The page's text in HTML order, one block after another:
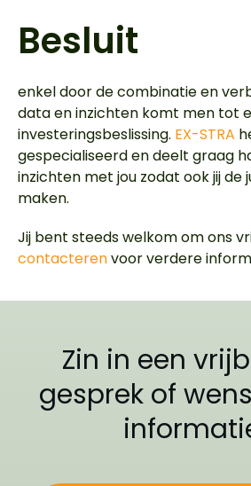
Besluit
enkel door de combinatie en
data en inzichten komt men tot
investeringsbeslissing. EX-STRA
gespecialiseerd en deelt graag
inzichten met jou zodat ook jij de
maken.
Jij bent steeds welkom om ons
contacterenvoor verdere
Zin in een
gesprek of